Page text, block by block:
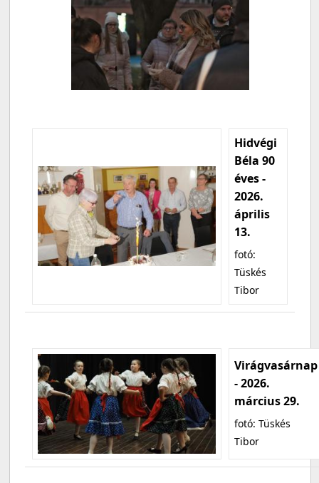
Hidvégi
Béla 90
éves -
2026.
április
13.
fotó:
Tüskés
Tibor
Virágvasárnap
- 2026.
március 29.
fotó: Tüskés
Tibor